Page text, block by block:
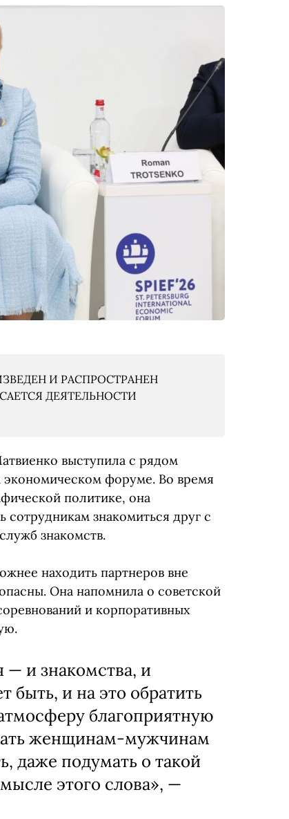
И РАСПРОСТРАНЕН
ДЕЯТЕЛЬНОСТИ
выступила с рядом
форуме. Во время
политике, она
сотрудникам знакомиться друг с
знакомств.
находить партнеров вне
Она напомнила о советской
и корпоративных
— и знакомства, и
быть, и на это обратить
благоприятную
женщинам-мужчинам
даже подумать о такой
этого слова», —